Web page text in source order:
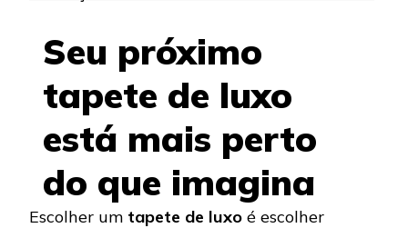
Seu próximo
tapete de luxo
está mais perto
do que imagina
Escolher um tapete de luxo é escolher